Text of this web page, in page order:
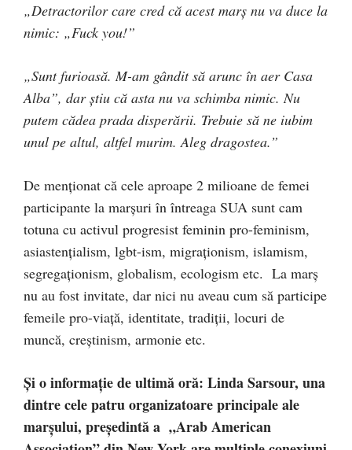
„Detractorilor care cred că acest marş nu va duce la
nimic: „Fuck you!”
„Sunt furioasă. M-am gândit să arunc în aer Casa
Alba”, dar ştiu că asta nu va schimba nimic. Nu
putem cădea prada disperării. Trebuie să ne iubim
unul pe altul, altfel murim. Aleg dragostea.”
De menţionat că cele aproape 2 milioane de femei
participante la marşuri în întreaga SUA sunt cam
totuna cu activul progresist feminin pro-feminism,
asiastenţialism, lgbt-ism, migraţionism, islamism,
segregaţionism, globalism, ecologism etc. La marş
nu au fost invitate, dar nici nu aveau cum să participe
femeile pro-viaţă, identitate, tradiţii, locuri de
muncă, creştinism, armonie etc.
Şi o informaţie de ultimă oră: Linda Sarsour, una
dintre cele patru organizatoare principale ale
marşului, preşedintă a „Arab American